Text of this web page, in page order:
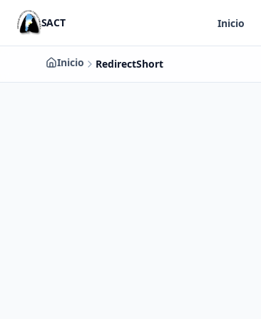
Saltar al contenido principal
SACT Inicio
Inicio RedirectShort